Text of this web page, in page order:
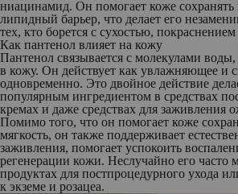
ниацинамид. Он помогает коже сохранять
липидный барьер, что делает его
тех, кто борется с сухостью,
Как пантенол влияет на кожу
Пантенол связывается с молекулами
в кожу. Он действует как увлажняющее и
одновременно. Это двойное действие
популярным ингредиентом в средствах
кремах и даже средствах для заживления
Помимо того, что он помогает коже
мягкость, он также поддерживает
заживления, помогает успокоить
регенерации кожи. Неслучайно его часто
продуктах для постпроцедурного ухода
к экземе и розацеа.